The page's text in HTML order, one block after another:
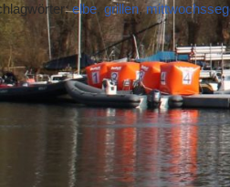
elbe, grillen,